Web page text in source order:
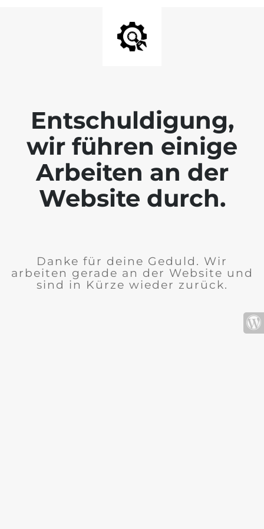
Entschuldigung,
wir führen einige
Arbeiten an der
Website durch.
Danke für deine Geduld. Wir
arbeiten gerade an der Website und
sind in Kürze wieder zurück.